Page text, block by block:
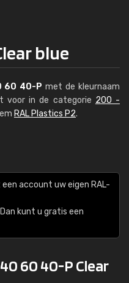
blue
60 40-P met de kleurnaam
voor in de categorie 200 -
RAL Plastics P2.
account uw eigen RAL-
kunt u gratis een
60 40-P Clear